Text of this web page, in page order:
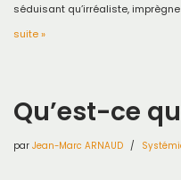
séduisant qu’irréaliste,
suite »
Qu’est-ce
par Jean-Marc ARNAUD